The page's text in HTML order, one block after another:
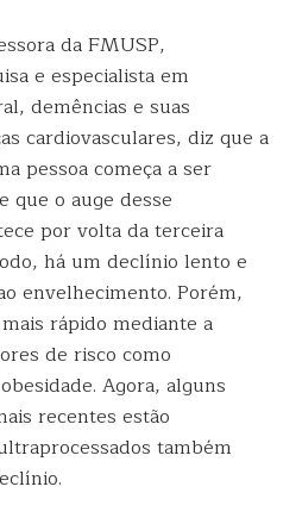
da FMUSP,
e especialista em
demências e suas
cardiovasculares, diz que a
pessoa começa a ser
que o auge desse
por volta da terceira
há um declínio lento e
envelhecimento. Porém,
rápido mediante a
de risco como
Agora, alguns
recentes estão
também